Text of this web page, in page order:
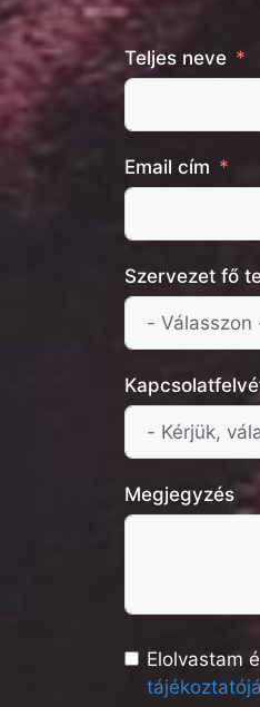
Teljes neve
Email cím
Szervezet fő
Megjegyzés
Elolvastam